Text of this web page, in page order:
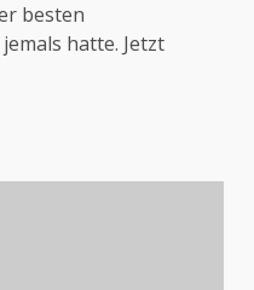
besten
hatte. Jetzt